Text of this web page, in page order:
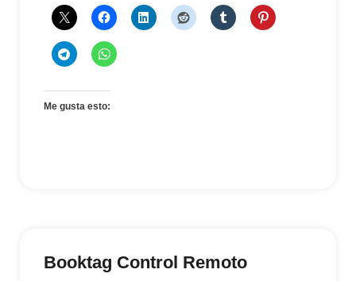
Me gusta esto:
Booktag Control Remoto